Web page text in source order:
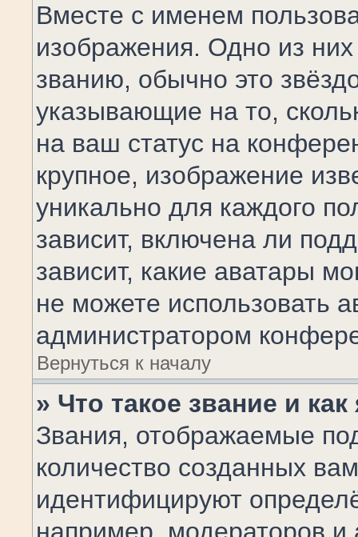
Вместе с именем
изображения. Одно из
званию, обычно это
указывающие на то,
на ваш статус на
крупное, изображение
уникально для каждого
зависит, включена ли
зависит, какие аватары
не можете использовать
администратором
Вернуться к началу
» Что такое звание и
Звания, отображаемые
количество созданных
идентифицируют